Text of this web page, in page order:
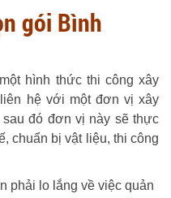
gói Bình
hình thức thi công xây
hệ với một đơn vị xây
đó đơn vị này sẽ thực
chuẩn bị vật liệu, thi công
phải lo lắng về việc quản